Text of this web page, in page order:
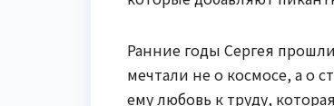
Ранние годы Сергея
мечтали не о космосе, а о
ему любовь к труду,